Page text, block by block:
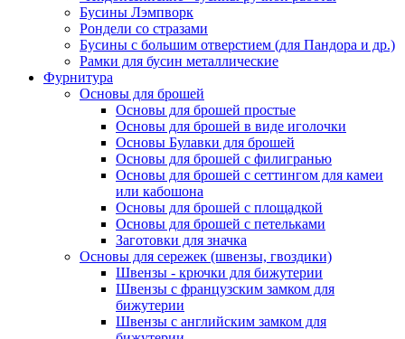
Бусины Лэмпворк
Рондели со стразами
Бусины с большим отверстием (для Пандора и др.)
Рамки для бусин металлические
Фурнитура
Основы для брошей
Основы для брошей простые
Основы для брошей в виде иголочки
Основы Булавки для брошей
Основы для брошей с филигранью
Основы для брошей с сеттингом для камеи
или кабошона
Основы для брошей с площадкой
Основы для брошей с петельками
Заготовки для значка
Основы для сережек (швензы, гвоздики)
Швензы - крючки для бижутерии
Швензы с французским замком для
бижутерии
Швензы с английским замком для